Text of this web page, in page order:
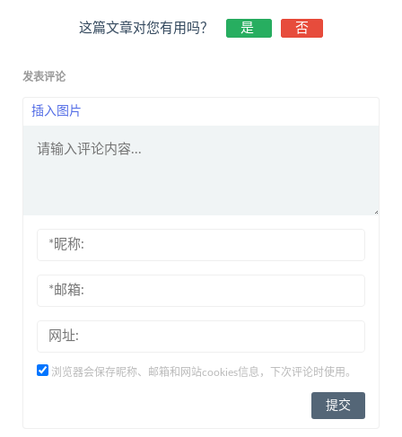
这篇文章对您有用吗？ 是 否
发表评论
插入图片
浏览器会保存昵称、邮箱和网站cookies信息，下次评论时使用。